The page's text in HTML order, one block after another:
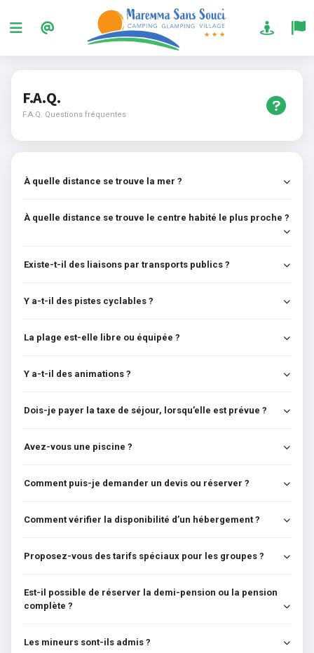
F.A.Q.
F.A.Q. Questions fréquentes
À quelle distance se trouve la mer ?
À quelle distance se trouve le centre habité le plus proche ?
Existe-t-il des liaisons par transports publics ?
Y a-t-il des pistes cyclables ?
La plage est-elle libre ou équipée ?
Y a-t-il des animations ?
Dois-je payer la taxe de séjour, lorsqu’elle est prévue ?
Avez-vous une piscine ?
Comment puis-je demander un devis ou réserver ?
Comment vérifier la disponibilité d’un hébergement ?
Proposez-vous des tarifs spéciaux pour les groupes ?
Est-il possible de réserver la demi-pension ou la pension
complète ?
Les mineurs sont-ils admis ?